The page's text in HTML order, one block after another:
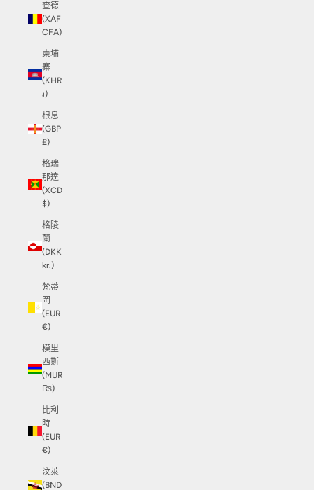
查德
(XAF
CFA)
柬埔
寨
(KHR
៛)
根息
(GBP
£)
格瑞
那達
(XCD
$)
格陵
蘭
(DKK
kr.)
梵蒂
岡
(EUR
€)
模里
西斯
(MUR
₨)
比利
時
(EUR
€)
汶萊
(BND